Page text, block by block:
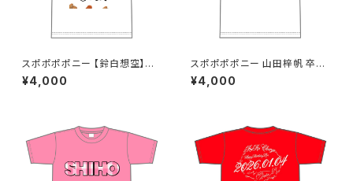
スポポポポニー 【鈴白想空】生
誕祭 そらちゃんが熱が出た時に
見そうな夢Tシャツ S〜XLサイ
¥4,000
スポポポポニー 山田梓帆 卒業
記念Tシャツ S〜XLサイズ
¥4,000